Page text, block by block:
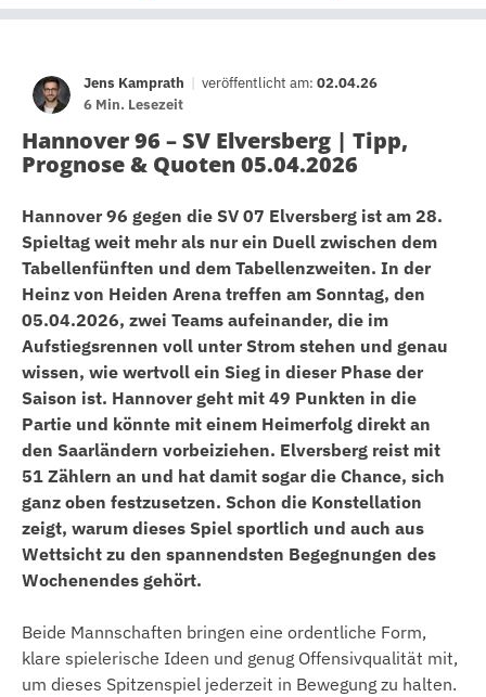
Jens Kamprath | veröffentlicht am: 02.04.26
6 Min. Lesezeit
Hannover 96 – SV Elversberg | Tipp,
Prognose & Quoten 05.04.2026
Hannover 96 gegen die SV 07 Elversberg ist am 28.
Spieltag weit mehr als nur ein Duell zwischen dem
Tabellenfünften und dem Tabellenzweiten. In der
Heinz von Heiden Arena treffen am Sonntag, den
05.04.2026, zwei Teams aufeinander, die im
Aufstiegsrennen voll unter Strom stehen und genau
wissen, wie wertvoll ein Sieg in dieser Phase der
Saison ist. Hannover geht mit 49 Punkten in die
Partie und könnte mit einem Heimerfolg direkt an
den Saarländern vorbeiziehen. Elversberg reist mit
51 Zählern an und hat damit sogar die Chance, sich
ganz oben festzusetzen. Schon die Konstellation
zeigt, warum dieses Spiel sportlich und auch aus
Wettsicht zu den spannendsten Begegnungen des
Wochenendes gehört.
Beide Mannschaften bringen eine ordentliche Form,
klare spielerische Ideen und genug Offensivqualität mit,
um dieses Spitzenspiel jederzeit in Bewegung zu halten.